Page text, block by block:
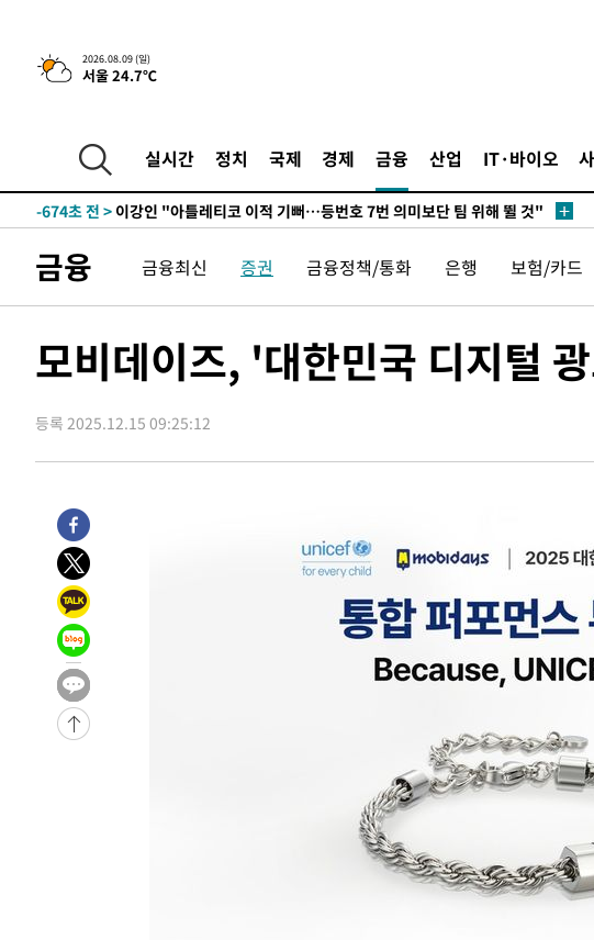
2026.08.09 (일)
서울 24.7℃
실시간 정치 국제 경제 금융 산업 IT·바이오
-10858초 전 >이란 "호르무즈 재개방 합의 근접…美 배상 선행돼야"
-1905초 전 > [속보]與최고위원 제주·인천 순회경선…박선원·최민희·서미화·한
래 44.56%
-1140초 전 >
[속보]與 대표 경선 제주·인천 당원투표…金 47.75%·鄭 42.08%·
宋 10.17%
-674초 전 >
-609초 전 > [속보]與 당대표 경선, 제주·인천 권리당원 투표 김민석 승리
1시간 전 >
[속보]이강인 "감독님이 원하는 마음 느꼈고, 많은 트로피 원해 아틀레
1시간 전 >수도권 40도 육박 '펄펄'…동해안 일부 지역엔 호의주의보
3시간 전 >
강릉에 시간당 81.4㎜ 물폭탄…도로 잠기고 담벼락 붕괴
5시간 전 >선재도서 해루질 나섰다 실종 60대, 닷새 만에 숨진 채 발견
6시간 전 >남자 농구, 나고야 아시안게임서 '홈팀' 일본과 한일전
7시간 전 >
날씨]
8시간 전 >
축구협회 "압수수색·성접대 논란 사과…쇄신의 기회로 삼겠다"
8시간 전 >
[속보]'압수수색·성접대 논란' 축구협회 "실망과 걱정 안겨드려 죄송"
11시간 전 >
'최고 37도' 폭염 지속…강원동해안 최대 150㎜ 비
13시간 전 >
[속보]뉴욕증시 상승 마감…S&P 0.6% 나스닥 1.3%↑
-10858초 전 >
이란 "호르무즈 재개방 합의 근접…美 배상 선행돼야"
-1905초 전 >
민수·김용 순
-1858초 전 >
[속보]김민석, 與 전대 당원투표 누적 득표율 45.42%로 1위… 정청
[속보]與 대표 경선 제주·인천 당원투표…金 47.75%·鄭 42.08%·
이강인 "아틀레티코 이적 기뻐…등번호 7번 의미보단 팀 위해 뛸 것"
[속보]與 당대표 경선, 제주·인천 권리당원 투표 김민석 승리
낮 최고 35도 '무더위'…동해안 시간당 30㎜ '강한 비'[내일날씨]
[속보]이강인 "감독님이 원하는 마음 느꼈고, 많은 트로피 원해 아틀레
금융 금융최신 증권 금융정책/통화 은행 보험/카드
모비데이즈, '대한민국 디지털
등록 2025.12.15 09:25:12